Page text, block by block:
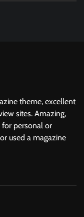
theme, excellent
sites. Amazing,
personal or
used a magazine